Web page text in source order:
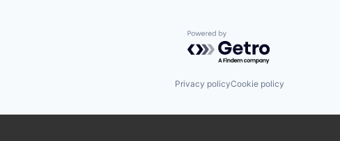
Powered by Getro.com
Privacy policyCookie policy